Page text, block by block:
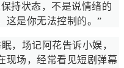
持状态，不是说情绪的
这是你无法控制的。”
，场记阿花告诉小娱，
现场，经常看见短剧弹幕